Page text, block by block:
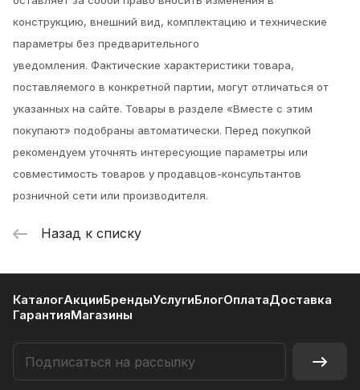
конструкцию, внешний вид, комплектацию и технические
параметры без предварительного
уведомления. Фактические характеристики товара,
поставляемого в конкретной партии, могут отличаться от
указанных на сайте. Товары в разделе «Вместе с этим
покупают» подобраны автоматически. Перед покупкой
рекомендуем уточнять интересующие параметры или
совместимость товаров у продавцов-консультантов
розничной сети или производителя.
Назад к списку
КаталогАкцииБрендыУслугиБлогОплатаДоставка
ГарантияМагазины